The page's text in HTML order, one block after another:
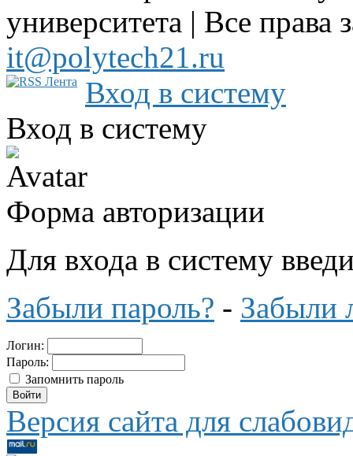
университета | Все
it@polytech21.ru
Вход в систему
Вход в систему
Форма авторизации
Для входа в систему
Забыли пароль? - Забыли
Логин:
Пароль:
Запомнить пароль
Версия сайта для